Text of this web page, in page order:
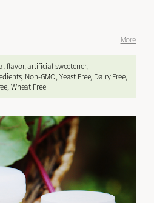
More
flavor, artificial sweetener,
Non-GMO, Yeast Free, Dairy Free,
Wheat Free